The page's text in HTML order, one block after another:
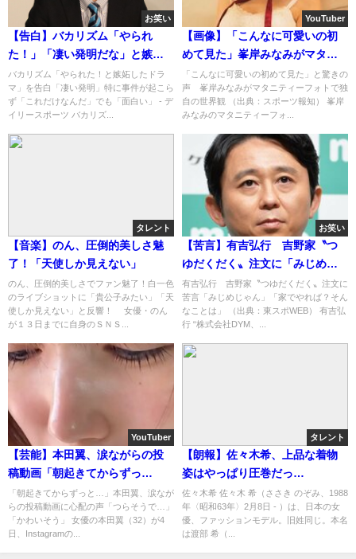
お笑い
【告白】バカリズム「やられ
た！」「凄い発明だな」と嫉妬
したドラマ「おっさんが１人で
ご飯を食べてるだけ…」
バカリズム「やられた！と嫉妬したドラ
マ」を告白「凄い発明」特に事件が起こら
ず「これだけなんだ」でも「面白い」 - デ
イリースポーツ バカリズ...
YouTuber
【画像】「こんなに可愛いの初
めて見た」峯岸みなみがマタニ
ティーフォトが話題に！！！
「こんなに可愛いの初めて見た」と驚きの
声 峯岸みなみがマタニティーフォトで独
自の世界観 （出典：スポーツ報知） 峯岸
みなみのマタニティーフォ...
タレント
【音楽】のん、圧倒的美しさ魅
了！「天使しか見えない」
のん、圧倒的美しさでファン魅了！白一色
のライブショットに「貴公子みたい」「天
使しか見えない」と反響！ 女優・のん
が１３日までに自身のＳＮＳ...
お笑い
【苦言】有吉弘行 吉野家〝つ
ゆだくだく〟注文に「みじめじ
ゃん」「家でやれば？」
有吉弘行 吉野家〝つゆだくだく〟注文に
苦言「みじめじゃん」「家でやれば？そん
なことは」 （出典：東スポWEB） 有吉弘
行 “株式会社DYM、...
YouTuber
【芸能】本田翼、涙ながらの投
稿動画「朝起きてからずっ
と…」に「つらそうで…」「か
わいそう」
「朝起きてからずっと…」本田翼、涙なが
らの投稿動画に心配の声「つらそうで…」
「かわいそう」 女優の本田翼（32）が4
日、Instagramの...
タレント
【朗報】佐々木希、上品な着物
姿はやっぱり圧巻だっ
た・・・！！！
佐々木希 佐々木 希（ささき のぞみ、1988
年〈昭和63年〉2月8日 - ）は、日本の女
優、ファッションモデル。旧姓同じ。本名
は渡部 希（...